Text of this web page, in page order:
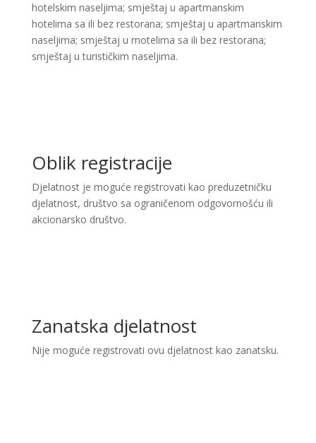
hotelskim naseljima; smještaj u apartmanskim
hotelima sa ili bez restorana; smještaj u apartmanskim
naseljima; smještaj u motelima sa ili bez restorana;
smještaj u turističkim naseljima.​
Oblik registracije
Djelatnost je moguće registrovati kao preduzetničku
djelatnost, društvo sa ograničenom odgovornošću ili
akcionarsko društvo.
Zanatska djelatnost
Nije moguće registrovati ovu djelatnost kao zanatsku.